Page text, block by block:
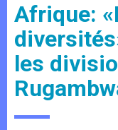
Afrique:
les